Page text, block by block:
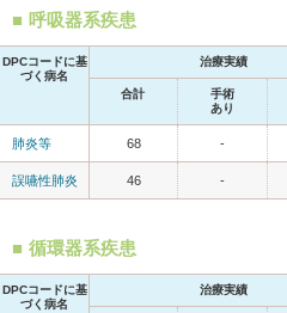
呼吸器系疾患
DPCコードに基
づく病名
治療実績
合計
手術
あり
肺炎等 68 -
誤嚥性肺炎 46 -
循環器系疾患
DPCコードに基
づく病名
治療実績